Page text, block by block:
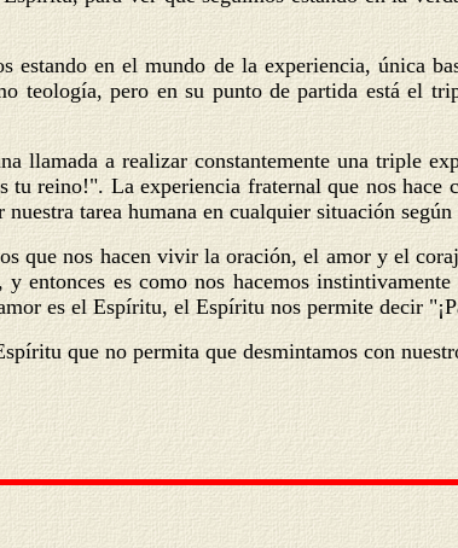
estando en el mundo de la experiencia, única
teología, pero en su punto de partida está el
llamada a realizar constantemente una triple
tu reino!". La experiencia fraternal que nos
tarea humana en cualquier situación
que nos hacen vivir la oración, el amor y el
entonces es como nos hacemos
es el Espíritu, el Espíritu nos permite decir
que no permita que desmintamos con